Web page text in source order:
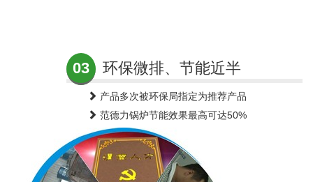
03 环保微排、节能近半
产品多次被环保局指定为推荐产品
范德力锅炉节能效果最高可达50%